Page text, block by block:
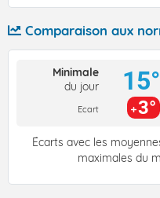
Comparaison aux
Minimale
du jour
Ecart
15°
3°
Écarts avec les
maximales du